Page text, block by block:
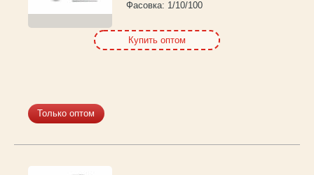
Фасовка: 1/10/100
Купить оптом
Только оптом